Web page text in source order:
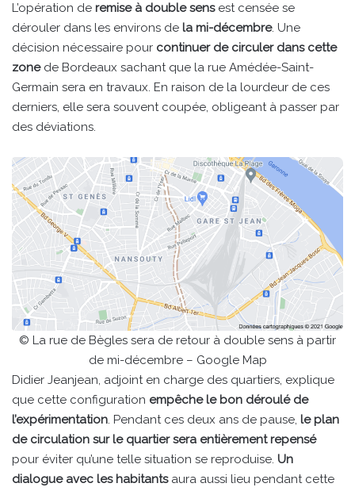
L’opération de remise à double sensest censée se
dérouler dans les environs de la mi-décembre. Une
décision nécessaire pour continuer de circuler dans cette
zonede Bordeaux sachant que la rue Amédée-Saint-
Germain sera en travaux. En raison de la lourdeur de ces
derniers, elle sera souvent coupée, obligeant à passer par
des déviations.
© La rue de Bègles sera de retour à double sens à partir
de mi-décembre – Google Map
Didier Jeanjean, adjoint en charge des quartiers, explique
que cette configuration empêche le bon déroulé de
l’expérimentation. Pendant ces deux ans de pause, le plan
de circulation sur le quartier sera entièrement repensé
pour éviter qu’une telle situation se reproduise. Un
dialogue avec les habitantsaura aussi lieu pendant cette